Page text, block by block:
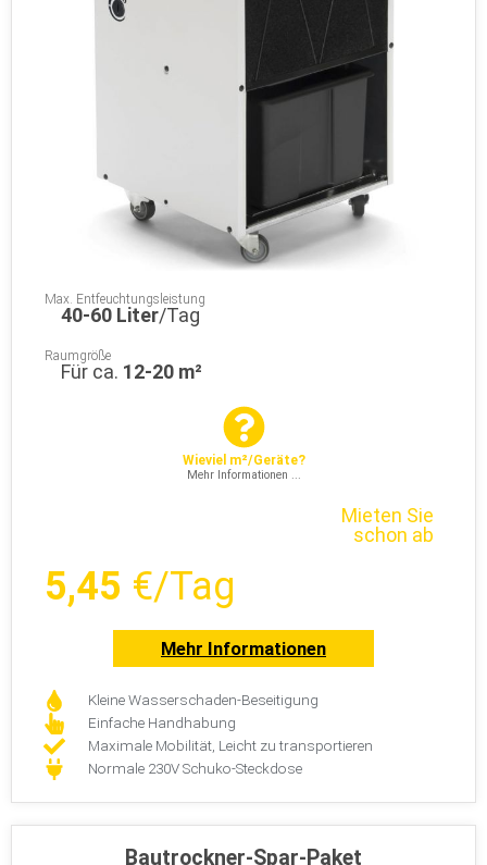
Max. Entfeuchtungsleistung
40-60 Liter/Tag
Raumgröße
Für ca. 12-20 m²
Wieviel m²/Geräte?
Mehr Informationen ...
Mieten Sie
schon ab
5,45 €/Tag
Mehr Informationen
Kleine Wasserschaden-Beseitigung
Einfache Handhabung
Maximale Mobilität, Leicht zu transportieren
Normale 230V Schuko-Steckdose
Bautrockner-Spar-Paket